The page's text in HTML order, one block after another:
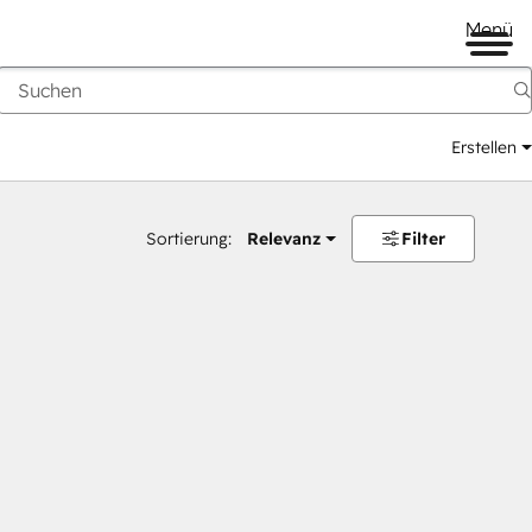
Menü
Erstellen
Sortierung: Relevanz Filter